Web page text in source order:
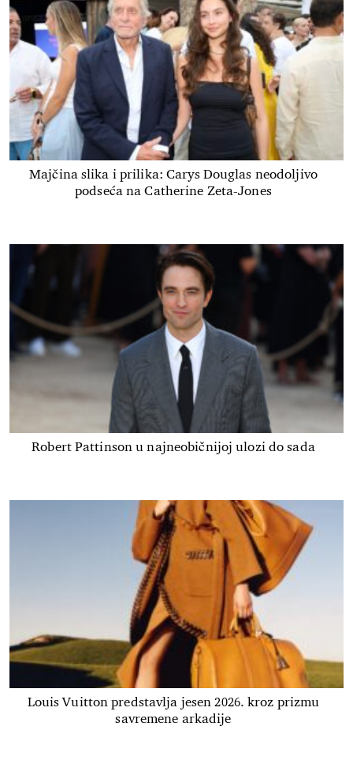
Majčina slika i prilika: Carys Douglas neodoljivo
podseća na Catherine Zeta-Jones
Robert Pattinson u najneobičnijoj ulozi do sada
Louis Vuitton predstavlja jesen 2026. kroz prizmu
savremene arkadije